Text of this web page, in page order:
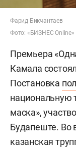
Фарид Бикчантаев
Фото: «БИЗНЕС Online»
Премьера
Камала
Постановка
национальную
маска»,
Будапеште. Во
казанская